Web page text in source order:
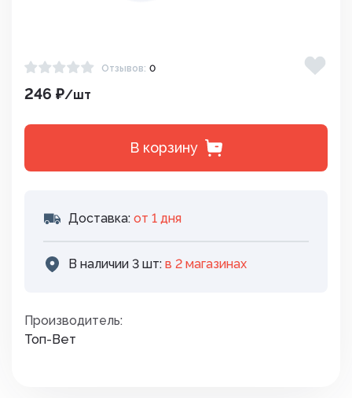
Отзывов: 0
246 ₽/шт
В корзину
Доставка: от 1 дня
В наличии 3 шт: в 2 магазинах
Производитель:
Топ-Вет